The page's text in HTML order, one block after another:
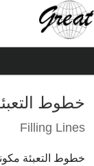
خطوط
Filling Lines
خطوط التعبئة